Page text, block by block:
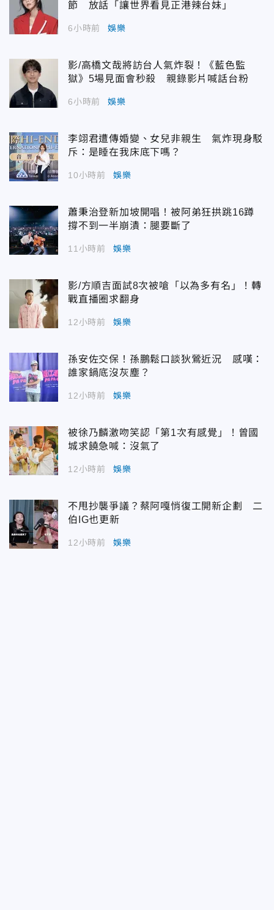
節 放話「讓世界看見正港辣台妹」
6小時前 娛樂
影/高橋文哉將訪台人氣炸裂！《藍色監
獄》5場見面會秒殺 親錄影片喊話台粉
6小時前 娛樂
李翊君遭傳婚變、女兒非親生 氣炸現身駁
斥：是睡在我床底下嗎？
10小時前 娛樂
蕭秉治登新加坡開唱！被阿弟狂拱跳16蹲
撐不到一半崩潰：腿要斷了
11小時前 娛樂
影/方順吉面試8次被嗆「以為多有名」！轉
戰直播圈求翻身
12小時前 娛樂
孫安佐交保！孫鵬鬆口談狄鶯近況 感嘆：
誰家鍋底沒灰塵？
12小時前 娛樂
被徐乃麟激吻笑認「第1次有感覺」！曾國
城求饒急喊：沒氣了
12小時前 娛樂
不甩抄襲爭議？蔡阿嘎悄復工開新企劃 二
伯IG也更新
12小時前 娛樂